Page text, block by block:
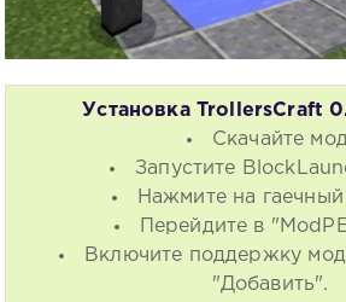
Установка TrollersCraft
Скачайте
Запустите
Нажмите на
Перейдите в
Включите поддержку
"Добавить".